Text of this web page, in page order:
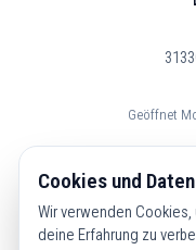
Geöffnet
Cookies und
Wir verwenden
deine Erfahrung zu